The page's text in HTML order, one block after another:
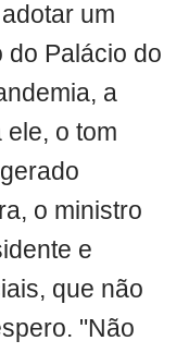
um
do Palácio do
a
o tom
o ministro
e
que não
"Não